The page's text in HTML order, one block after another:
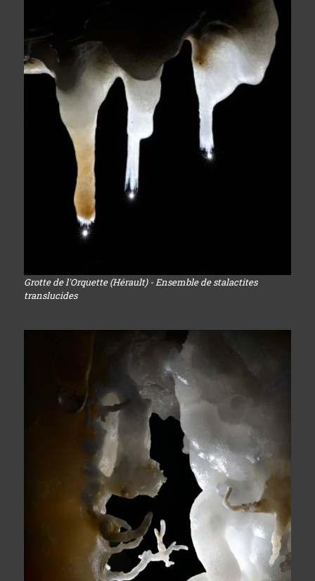
Grotte de l'Orquette (Hérault) - Ensemble de stalactites
translucides